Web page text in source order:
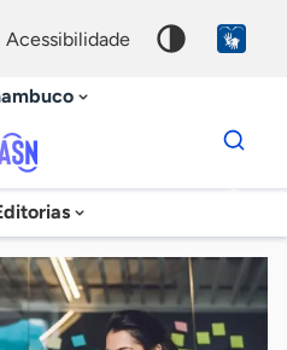
acessibilidade
Dados
para
chave